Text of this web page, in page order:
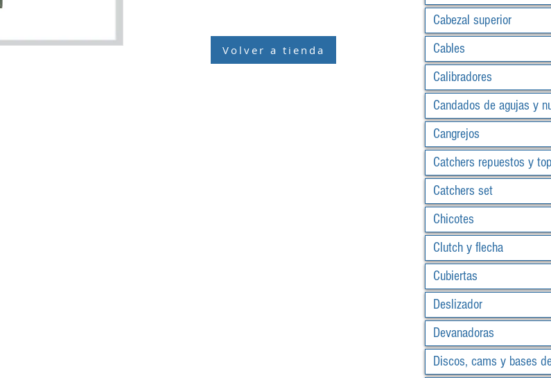
Volver a tienda
Cabezal superior
Cables
Calibradores
Candados de agujas y
Cangrejos
Catchers repuestos y
Catchers set
Chicotes
Clutch y flecha
Cubiertas
Deslizador
Devanadoras
Discos, cams y bases